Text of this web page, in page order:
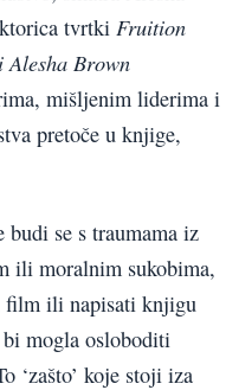
tvrtki Fruition
Alesha Brown
mišljenim liderima i
pretoče u knjige,
se s traumama iz
ili moralnim sukobima,
film ili napisati knjigu
mogla osloboditi
‘zašto’ koje stoji iza